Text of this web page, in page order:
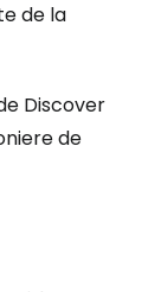
de la
Discover
de